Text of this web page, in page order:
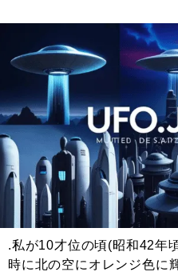
.私が10才位の頃(昭和42年
時に北の空にオレンジ色に